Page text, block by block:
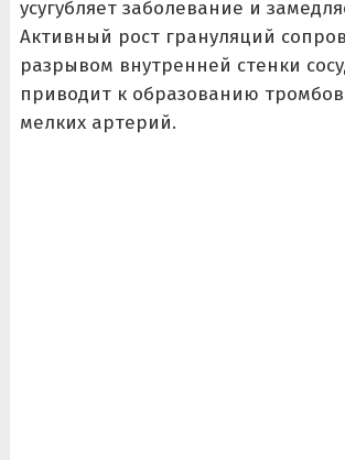
усугубляет заболевание и
Активный рост грануляций
разрывом внутренней стенки
приводит к образованию
мелких артерий.